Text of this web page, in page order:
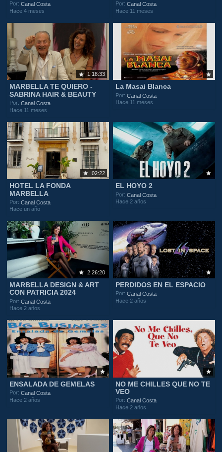
Por:Canal Costa
Hace 4 meses
Por:Canal Costa
Hace 11 meses
1:18:33
MARBELLA TE QUIERO -
SABRINA HAIR & BEAUTY
Por:Canal Costa
Hace 11 meses
La Masai Blanca
Por:Canal Costa
Hace 11 meses
02:22
HOTEL LA FONDA
MARBELLA
Por:Canal Costa
Hace un año
EL HOYO 2
Por:Canal Costa
Hace 2 años
2:26:20
MARBELLA DESIGN & ART
CON PATRICIA 2024
Por:Canal Costa
Hace 2 años
PERDIDOS EN EL ESPACIO
Por:Canal Costa
Hace 2 años
ENSALADA DE GEMELAS
Por:Canal Costa
Hace 2 años
NO ME CHILLES QUE NO TE
VEO
Por:Canal Costa
Hace 2 años